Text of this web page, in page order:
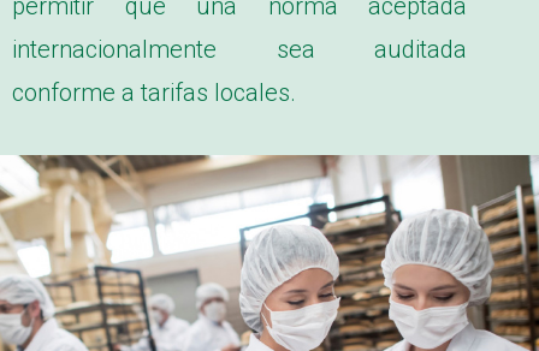
internacionalmente sea auditada
conforme a tarifas locales.